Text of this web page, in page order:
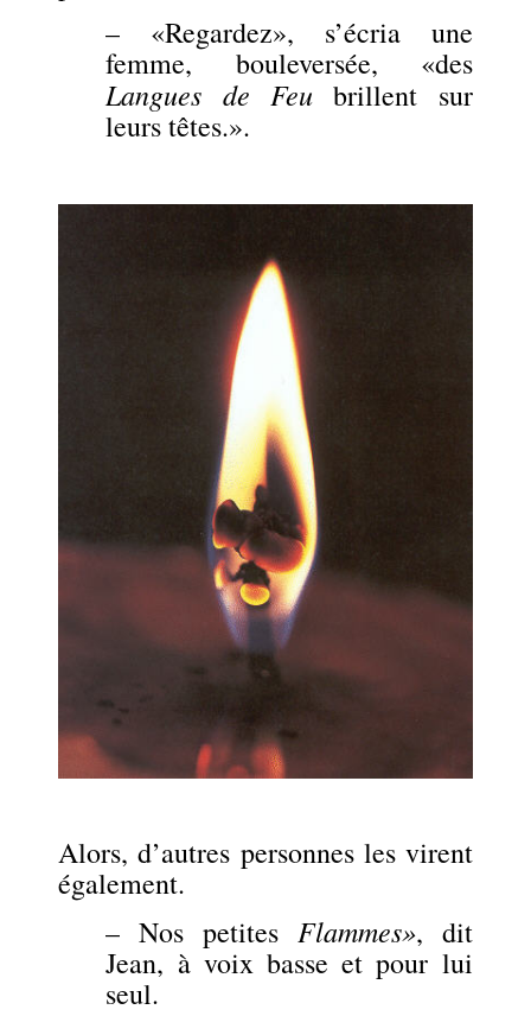
– «Regardez», s’écria une
femme, bouleversée, «des
Langues de Feu brillent sur
leurs têtes.».
Alors, d’autres personnes les virent
également.
– Nos petites Flammes», dit
Jean, à voix basse et pour lui
seul.